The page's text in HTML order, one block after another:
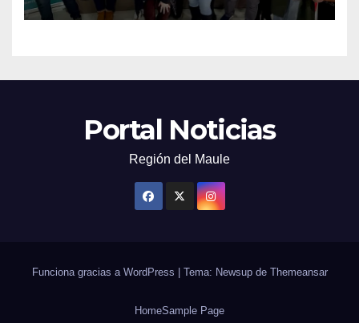
Portal Noticias
Región del Maule
Funciona gracias a WordPress | Tema: Newsup de Themeansar
HomeSample Page